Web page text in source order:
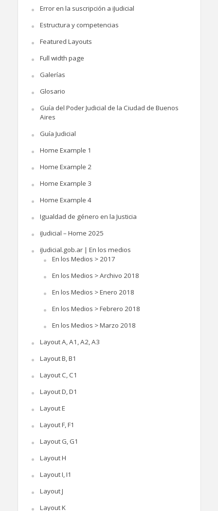
Error en la suscripción a iJudicial
Estructura y competencias
Featured Layouts
Full width page
Galerías
Glosario
Guía del Poder Judicial de la Ciudad de Buenos
Aires
Guía Judicial
Home Example 1
Home Example 2
Home Example 3
Home Example 4
Igualdad de género en la Justicia
iJudicial – Home 2025
iJudicial.gob.ar | En los medios
En los Medios > 2017
En los Medios > Archivo 2018
En los Medios > Enero 2018
En los Medios > Febrero 2018
En los Medios > Marzo 2018
Layout A, A1, A2, A3
Layout B, B1
Layout C, C1
Layout D, D1
Layout E
Layout F, F1
Layout G, G1
Layout H
Layout I, I1
Layout J
Layout K